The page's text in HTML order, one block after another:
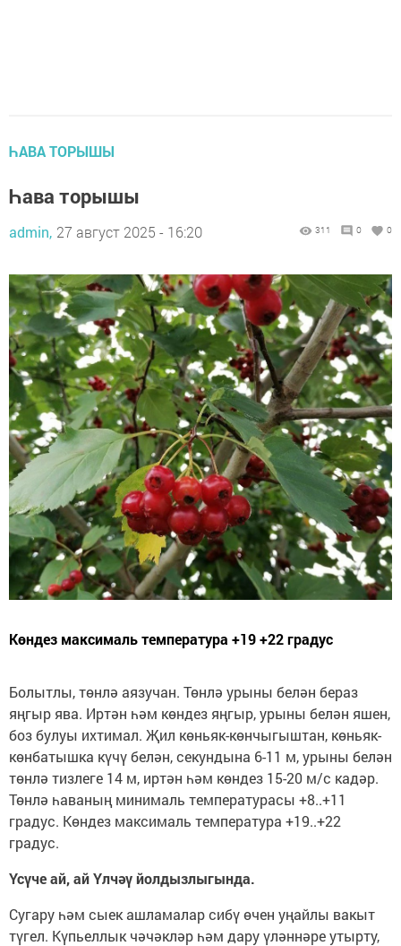
ҺАВА ТОРЫШЫ
Һава торышы
admin, 27 август 2025 - 16:20 311 0 0
Көндез максималь температура +19 +22 градус
Болытлы, төнлә аязучан. Төнлә урыны белән бераз
яңгыр ява. Иртән һәм көндез яңгыр, урыны белән яшен,
боз булуы ихтимал. Җил көньяк-көнчыгыштан, көньяк-
көнбатышка күчү белән, секундына 6-11 м, урыны белән
төнлә тизлеге 14 м, иртән һәм көндез 15-20 м/с кадәр.
Төнлә һаваның минималь температурасы +8..+11
градус. Көндез максималь температура +19..+22
градус.
Үсүче ай, ай Үлчәү йолдызлыгында.
Сугару һәм сыек ашламалар сибү өчен уңайлы вакыт
түгел. Күпьеллык чәчәкләр һәм дару үләннәре утырту,